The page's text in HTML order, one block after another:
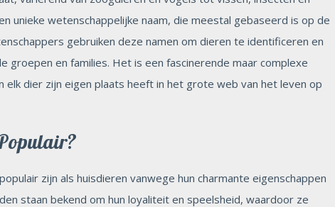
unieke wetenschappelijke naam, die meestal gebaseerd is op de
gebruiken deze namen om dieren te identificeren en
groepen en families. Het is een fascinerende maar complexe
elk dier zijn eigen plaats heeft in het grote web van het leven op
zijn als huisdieren vanwege hun charmante eigenschappen
staan bekend om hun loyaliteit en speelsheid, waardoor ze